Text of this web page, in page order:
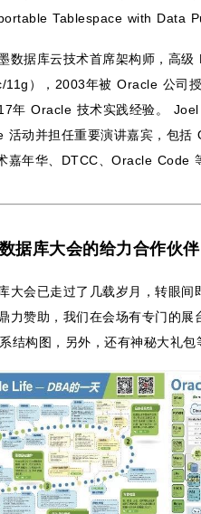
Tablespace with Data
数据库云技术首席架构师，高
），2003年被 Oracle 公司
年 Oracle 技术实践经验。
活动并担任重要演讲嘉宾，包
嘉年华、DTCC、Oracle Code
库大会的给力合作伙伴
大会已走过了几载岁月，转眼
力赞助，我们在会场有专门的
结构图，另外，还有神秘大礼包